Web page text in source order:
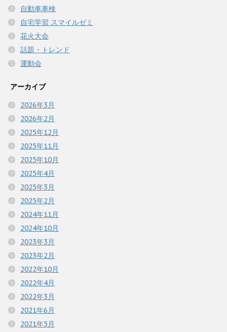
自動車車検
自宅学習 スマイルゼミ
花火大会
話題・トレンド
運動会
アーカイブ
2026年3月
2026年2月
2025年12月
2025年11月
2025年10月
2025年4月
2025年3月
2025年2月
2024年11月
2024年10月
2023年3月
2023年2月
2022年10月
2022年4月
2022年3月
2021年6月
2021年5月